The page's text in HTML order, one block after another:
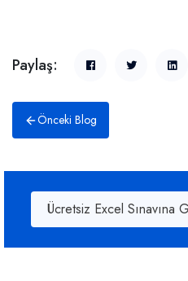
Paylaş:
Önceki Blog
Ücretsiz Excel Sınavına